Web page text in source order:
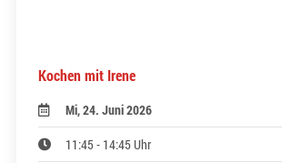
Kochen mit Irene
Mi, 24. Juni 2026
11:45 - 14:45 Uhr